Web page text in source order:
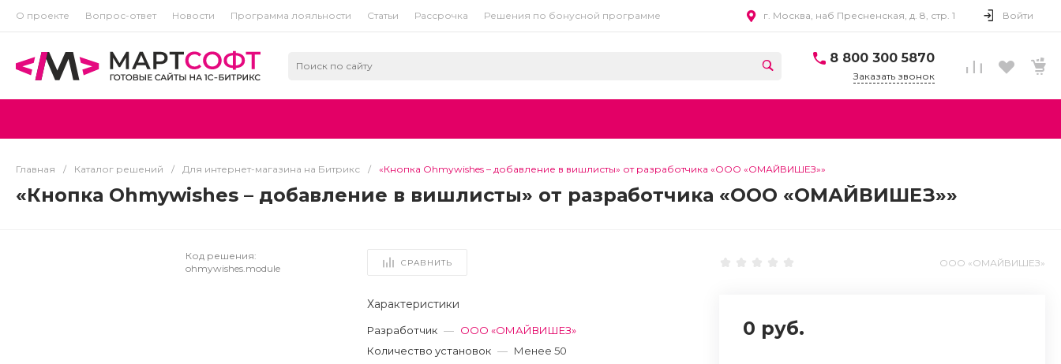
О проекте Вопрос-ответ Новости Программа лояльности Статьи Рассрочка Решения по бонусной программе г. Москва, наб Пресненская, д. 8, стр. 1 Войти
8 800 300 5870
Заказать звонок
Главная / Каталог решений / Для интернет-магазина на Битрикс / «Кнопка Ohmywishes – добавление в вишлисты» от разработчика «ООО «ОМАЙВИШЕЗ»»
«Кнопка Ohmywishes – добавление в вишлисты» от разработчика «ООО «ОМАЙВИШЕЗ»»
Код решения:
ohmywishes.module
СРАВНИТЬ ООО «ОМАЙВИШЕЗ»
Характеристики
Разработчик — ООО «ОМАЙВИШЕЗ»
Количество установок — Менее 50
0 руб.